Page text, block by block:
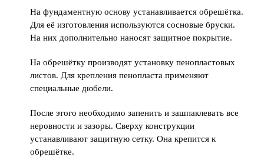
На фундаментную основу устанавливается обрешётка.
Для её изготовления используются сосновые бруски.
На них дополнительно наносят защитное покрытие.
На обрешётку производят установку пенопластовых
листов. Для крепления пенопласта применяют
специальные дюбели.
После этого необходимо запенить и зашпаклевать все
неровности и зазоры. Сверху конструкции
устанавливают защитную сетку. Она крепится к
обрешётке.